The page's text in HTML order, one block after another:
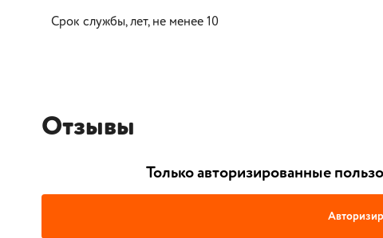
Срок службы, лет, не менее 10
Отзывы
Только авторизированные